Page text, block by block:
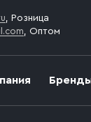
, Розница
, Оптом